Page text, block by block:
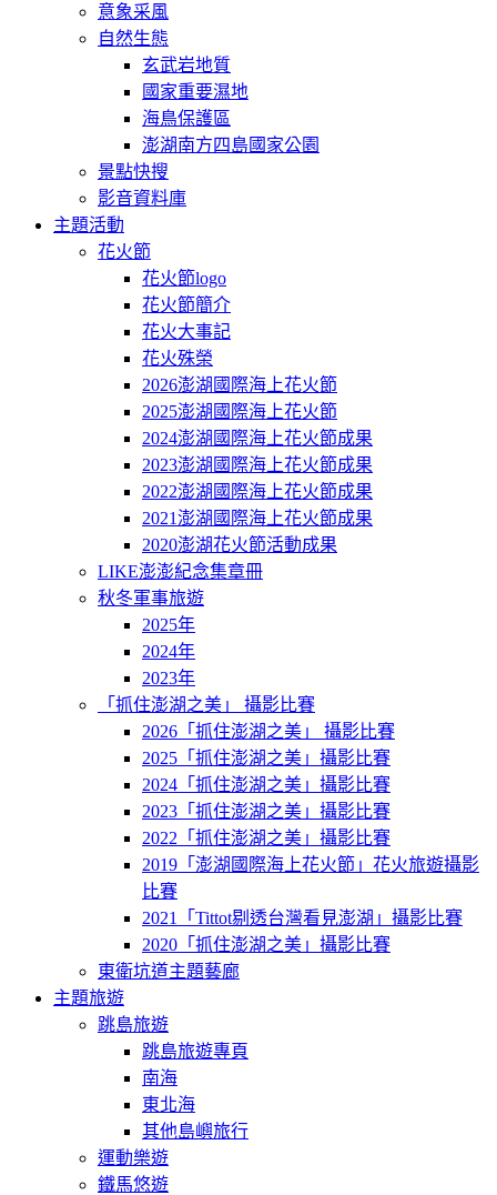
意象采風
自然生態
玄武岩地質
國家重要濕地
海鳥保護區
澎湖南方四島國家公園
景點快搜
影音資料庫
主題活動
花火節
花火節logo
花火節簡介
花火大事記
花火殊榮
2026澎湖國際海上花火節
2025澎湖國際海上花火節
2024澎湖國際海上花火節成果
2023澎湖國際海上花火節成果
2022澎湖國際海上花火節成果
2021澎湖國際海上花火節成果
2020澎湖花火節活動成果
LIKE澎澎紀念集章冊
秋冬軍事旅遊
2025年
2024年
2023年
「抓住澎湖之美」 攝影比賽
2026「抓住澎湖之美」 攝影比賽
2025「抓住澎湖之美」攝影比賽
2024「抓住澎湖之美」攝影比賽
2023「抓住澎湖之美」攝影比賽
2022「抓住澎湖之美」攝影比賽
2019「澎湖國際海上花火節」花火旅遊攝影
比賽
2021「Tittot剔透台灣看見澎湖」攝影比賽
2020「抓住澎湖之美」攝影比賽
東衛坑道主題藝廊
主題旅遊
跳島旅遊
跳島旅遊專頁
南海
東北海
其他島嶼旅行
運動樂遊
鐵馬悠遊